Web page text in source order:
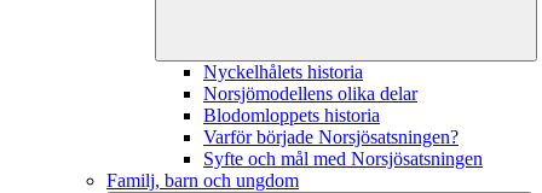
Nyckelhålets historia
Norsjömodellens olika delar
Blodomloppets historia
Varför började Norsjösatsningen?
Syfte och mål med Norsjösatsningen
Familj, barn och ungdom